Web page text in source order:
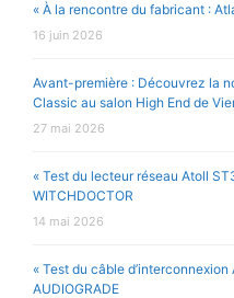
« À la rencontre du fabricant :
16 juin 2026
Avant-première : Découvrez la
Classic au salon High End de
27 mai 2026
« Test du lecteur réseau Atoll
WITCHDOCTOR
14 mai 2026
« Test du câble d’interconnexion
AUDIOGRADE